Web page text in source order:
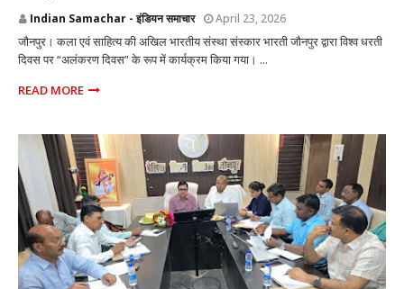
Indian Samachar - इंडियन समाचार April 23, 2026
जौनपुर। कला एवं साहित्य की अखिल भारतीय संस्था संस्कार भारती जौनपुर द्वारा विश्व धरती
दिवस पर “अलंकरण दिवस” के रूप में कार्यक्रम किया गया। ...
READ MORE